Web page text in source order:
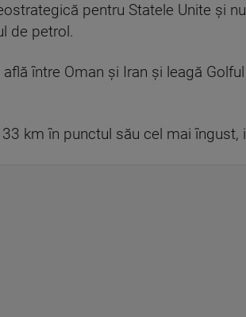
pentru Statele Unite şi
de petrol.
între Oman şi Iran şi leagă
km în punctul său cel mai